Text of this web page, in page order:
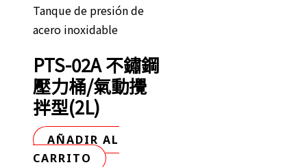
Tanque de presión de
acero inoxidable
PTS-02A 不鏽鋼
壓力桶/氣動攪
拌型(2L)
AÑADIR AL
CARRITO